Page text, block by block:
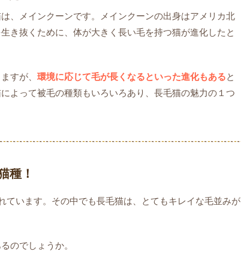
、メインクーンです。メインクーンの出身はアメリカ北
き抜くために、体が大きく長い毛を持つ猫が進化したと
すが、 環境に応じて毛が長くなるといった進化もあると
よって被毛の種類もいろいろあり、長毛猫の魅力の１つ
種！
ています。その中でも長毛猫は、とてもキレイな毛並みが
のでしょうか。